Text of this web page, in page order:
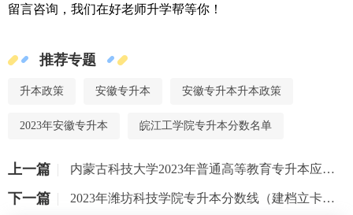
留言咨询，我们在好老师升学帮等你！
推荐专题
升本政策 安徽专升本 安徽专升本升本政策
2023年安徽专升本 皖江工学院专升本分数名单
上一篇 内蒙古科技大学2023年普通高等教育专升本应届毕业生及专项计划考生录取名单公示
下一篇 2023年潍坊科技学院专升本分数线（建档立卡家庭考生批次）